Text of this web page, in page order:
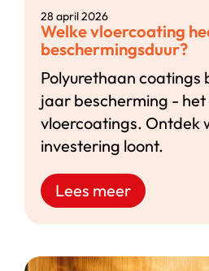
28 april 2026
Welke vloercoating
beschermingsduur?
Polyurethaan coatings
jaar bescherming -
vloercoatings. Ontdek
investering loont.
Lees meer